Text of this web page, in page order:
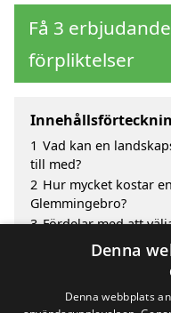
Få 3
förpliktelser
1 Vad kan en
till med?
2 Hur mycket kostar
Glemmingebro?
3 Fördelar med att
Glemmingebro
Sök efter en
omgivande städerna
Denna
Denna webbplats